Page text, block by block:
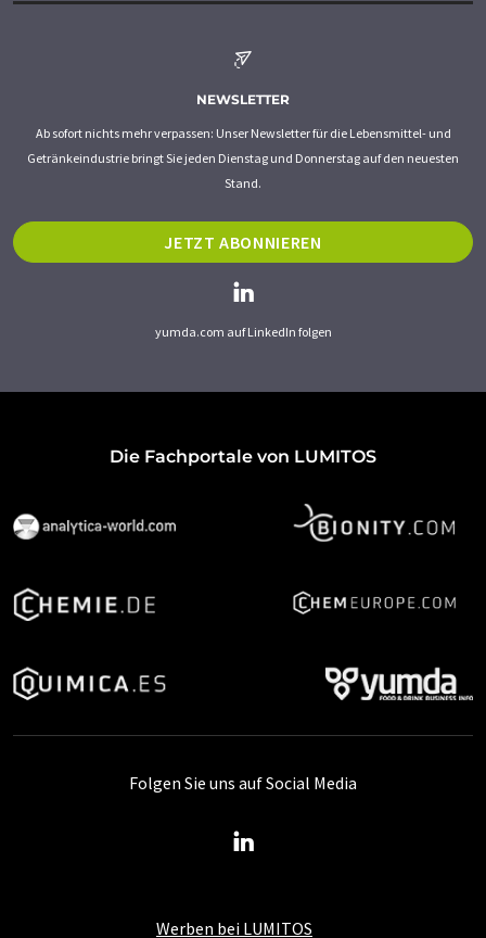
NEWSLETTER
Ab sofort nichts mehr verpassen: Unser Newsletter für die Lebensmittel- und
Getränkeindustrie bringt Sie jeden Dienstag und Donnerstag auf den neuesten
Stand.
JETZT ABONNIEREN
yumda.com auf LinkedIn folgen
Die Fachportale von LUMITOS
Werben bei LUMITOS
Folgen Sie uns auf Social Media